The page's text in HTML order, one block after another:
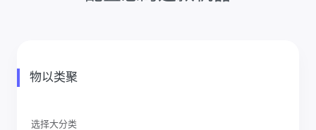
物以类聚
选择大分类